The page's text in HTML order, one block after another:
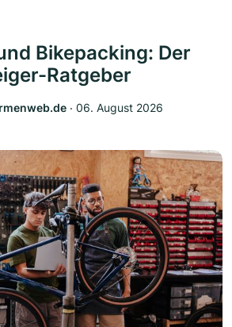
Bikepacking: Der
Ratgeber
‧ 06. August 2026